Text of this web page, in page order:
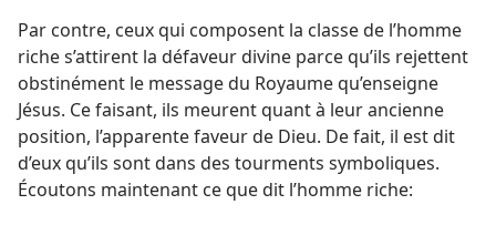
Par contre, ceux qui composent la classe de l’homme
riche s’attirent la défaveur divine parce qu’ils rejettent
obstinément le message du Royaume qu’enseigne
Jésus. Ce faisant, ils meurent quant à leur ancienne
position, l’apparente faveur de Dieu. De fait, il est dit
d’eux qu’ils sont dans des tourments symboliques.
Écoutons maintenant ce que dit l’homme riche: